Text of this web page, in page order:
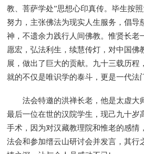
教、菩萨学处”思想心印真传。毕生按
努力，主张佛法为现实人生服务，倡导
神，不遗余力践行人间佛教。惟贤长老
愿宏，弘法利生，续慧传灯，对中国佛
展，做出了巨大的贡献。九十三载历程
就的不仅是唯识学的泰斗，更是一代法
法会特邀的洪禅长老，他是太虚大
最后一位在世的汉院学生，现己九十岁
手术，因为对汉藏教理院和惟老的感情
法会和参加缙云山研讨会并发言，其行